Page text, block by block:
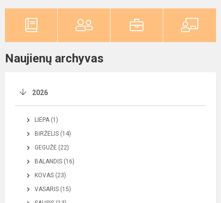
Naujienų archyvas
2026
LIEPA (1)
BIRŽELIS (14)
GEGUŽĖ (22)
BALANDIS (16)
KOVAS (23)
VASARIS (15)